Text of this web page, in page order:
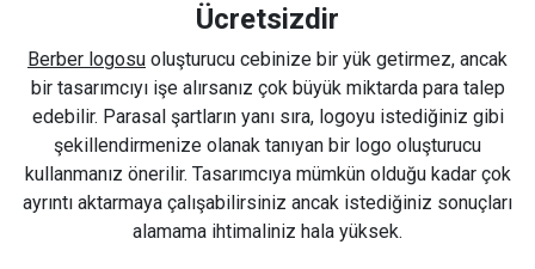
Ücretsizdir
Berber logosu oluşturucu cebinize bir yük getirmez, ancak
bir tasarımcıyı işe alırsanız çok büyük miktarda para talep
edebilir. Parasal şartların yanı sıra, logoyu istediğiniz gibi
şekillendirmenize olanak tanıyan bir logo oluşturucu
kullanmanız önerilir. Tasarımcıya mümkün olduğu kadar çok
ayrıntı aktarmaya çalışabilirsiniz ancak istediğiniz sonuçları
alamama ihtimaliniz hala yüksek.